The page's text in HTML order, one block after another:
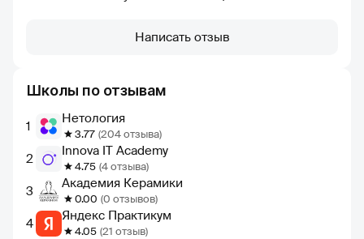
Написать отзыв
Школы по отзывам
1 Нетология
3.77 (204 отзыва)
2 Innova IT Academy
4.75 (4 отзыва)
3 Академия Керамики
0.00 (0 отзывов)
4 Яндекс Практикум
4.05 (21 отзыв)